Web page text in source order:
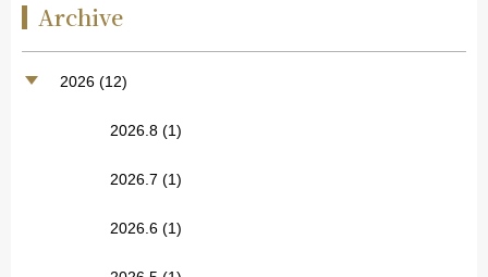
Archive
2026 (12)
2026.8 (1)
2026.7 (1)
2026.6 (1)